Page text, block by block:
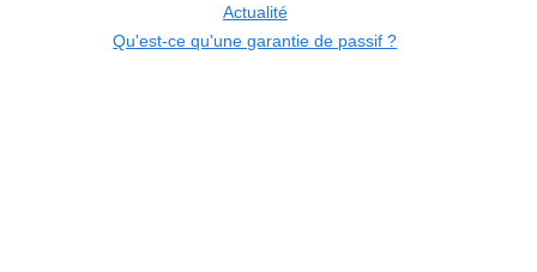
Actualité
Qu'est-ce qu'une garantie de passif ?